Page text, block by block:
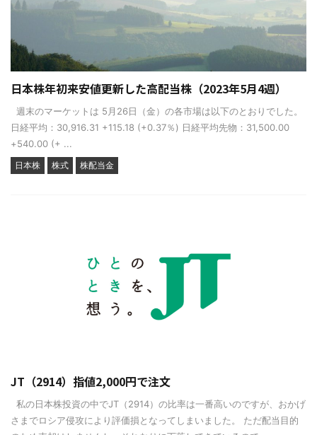
日本株年初来安値更新した高配当株（2023年5月4週）
週末のマーケットは 5月26日（金）の各市場は以下のとおりでした。
日経平均：30,916.31 +115.18 (+0.37％) 日経平均先物：31,500.00
+540.00 (+ ...
日本株 株式 株配当金
JT（2914）指値2,000円で注文
私の日本株投資の中でJT（2914）の比率は一番高いのですが、おかげ
さまでロシア侵攻により評価損となってしまいました。 ただ配当目的